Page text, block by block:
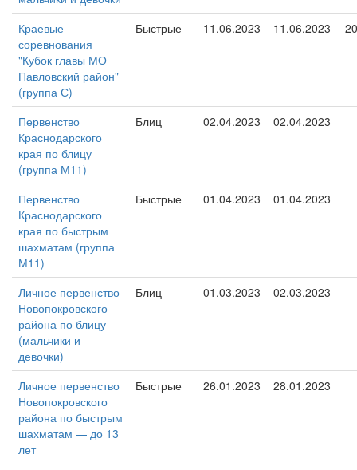
Краевые
соревнования
"Кубок главы МО
Павловский район"
(группа С)
Быстрые 11.06.2023 11.06.2023 20
Первенство
Краснодарского
края по блицу
(группа М11)
Блиц 02.04.2023 02.04.2023
Первенство
Краснодарского
края по быстрым
шахматам (группа
М11)
Быстрые 01.04.2023 01.04.2023
Личное первенство
Новопокровского
района по блицу
(мальчики и
девочки)
Блиц 01.03.2023 02.03.2023
Личное первенство
Новопокровского
района по быстрым
шахматам — до 13
лет
Быстрые 26.01.2023 28.01.2023